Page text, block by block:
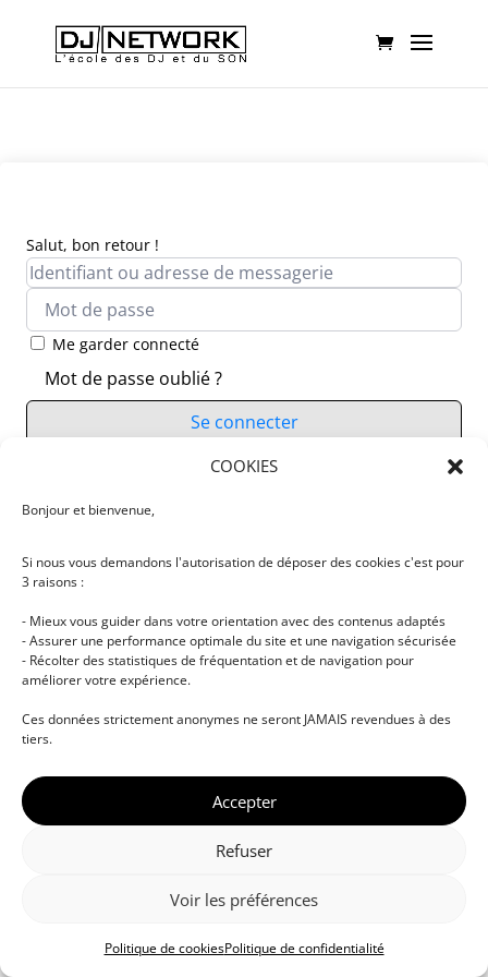
COOKIES
Bonjour et bienvenue,
Si nous vous demandons l'autorisation de déposer des cookies c'est pour
3 raisons :
- Mieux vous guider dans votre orientation avec des contenus adaptés
- Assurer une performance optimale du site et une navigation sécurisée
- Récolter des statistiques de fréquentation et de navigation pour
améliorer votre expérience.
Ces données strictement anonymes ne seront JAMAIS revendues à des
tiers.
Accepter
Refuser
Voir les préférences
Politique de cookiesPolitique de confidentialité
Salut, bon retour !
Me garder connecté
Mot de passe oublié ?
Se connecter
Vous n’avez pas de compte ?
musicale • Certifications professionnelles • Paris •